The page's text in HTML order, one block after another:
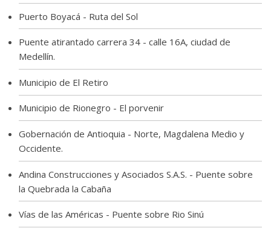
Puerto Boyacá - Ruta del Sol
Puente atirantado carrera 34 - calle 16A, ciudad de
Medellín.
Municipio de El Retiro
Municipio de Rionegro - El porvenir
Gobernación de Antioquia - Norte, Magdalena Medio y
Occidente.
Andina Construcciones y Asociados S.A.S. - Puente sobre
la Quebrada la Cabaña
Vías de las Américas - Puente sobre Rio Sinú